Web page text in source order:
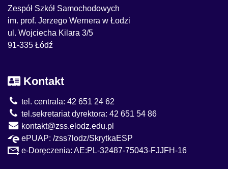
Zespół Szkół Samochodowych
im. prof. Jerzego Wernera w Łodzi
ul. Wojciecha Kilara 3/5
91-335 Łódź
Kontakt
tel. centrala: 42 651 24 62
tel.sekretariat dyrektora: 42 651 54 86
kontakt@zss.elodz.edu.pl
ePUAP: /zss7lodz/SkrytkaESP
e-Doręczenia: AE:PL-32487-75043-FJJFH-16